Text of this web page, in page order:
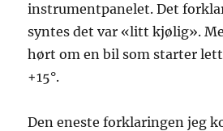
instrumentpanelet. Det
syntes det var «litt kjølig».
hørt om en bil som starter
+15°.
Den eneste forklaringen jeg